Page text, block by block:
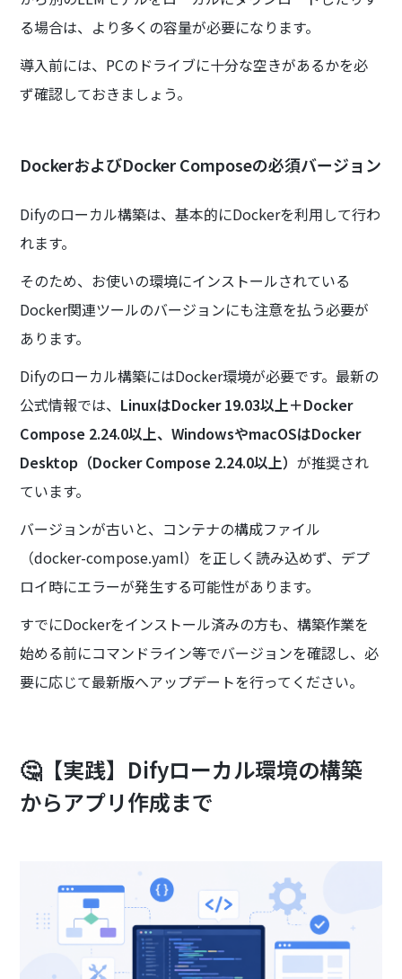
る場合は、より多くの容量が必要になります。
導入前には、PCのドライブに十分な空きがあるかを必
ず確認しておきましょう。
DockerおよびDocker Composeの必須バージョン
Difyのローカル構築は、基本的にDockerを利用して行わ
れます。
そのため、お使いの環境にインストールされている
Docker関連ツールのバージョンにも注意を払う必要が
あります。
Difyのローカル構築にはDocker環境が必要です。最新の
公式情報では、 LinuxはDocker 19.03以上＋Docker
Compose 2.24.0以上、WindowsやmacOSはDocker
Desktop（Docker Compose 2.24.0以上）が推奨され
ています。
バージョンが古いと、コンテナの構成ファイル
（docker-compose.yaml）を正しく読み込めず、デプ
ロイ時にエラーが発生する可能性があります。
すでにDockerをインストール済みの方も、構築作業を
始める前にコマンドライン等でバージョンを確認し、必
要に応じて最新版へアップデートを行ってください。
🤔【実践】Difyローカル環境の構築
からアプリ作成まで